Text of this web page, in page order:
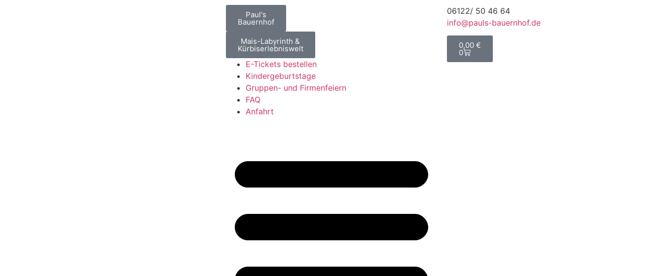
Paul's
Bauernhof
Mais-Labyrinth &
Kürbiserlebniswelt
E-Tickets bestellen
Kindergeburtstage
Gruppen- und Firmenfeiern
FAQ
Anfahrt
06122/ 50 46 64
info@pauls-bauernhof.de
0,00 €
0